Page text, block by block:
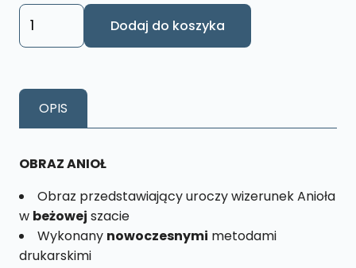
ilość
Obraz
Rozmiar
Dodaj do koszyka
OPIS
OBRAZ ANIOŁ
Obraz przedstawiający uroczy wizerunek Anioła
w beżowej szacie
Wykonany nowoczesnymi metodami
drukarskimi